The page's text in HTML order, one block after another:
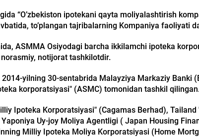
“O’zbekiston ipotekani qayta moliyalashtirish
to’plangan tajribalarning Kompaniya
ASMMA Osiyodagi barcha ikkilamchi ipoteka
norasmiy, notijorat tashkilotdir.
yilning 30-sentabrida Malayziya Markaziy Banki
korporatsiyasi" (ASMC) tomonidan tashkil
Ipoteka Korporatsiyasi" (Cagamas Berhad),
Uy-joy Moliya Agentligi ( Japan Housing
Milliy Ipoteka Moliya Korporatsiyasi (Home